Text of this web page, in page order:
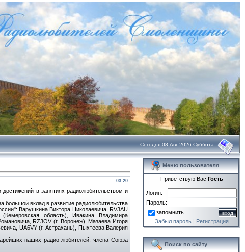
Сегодня 08 Авг 2026 Суббота
03:20
в занятиях радиолюбительством и
вклад в развитие радиолюбительства
Варушкина Виктора Николаевича, RV3AU
область), Ивакина Владимира
RZ3OV (г. Воронеж), Мазаева Игоря
UA6VY (г. Астрахань), Пыхтеева Валерия
наших радио-любителей, члена Союза
Меню пользователя
Приветствую Вас Гость
Логин:
Пароль:
запомнить
Забыл пароль| Регистрация
Поиск по сайту